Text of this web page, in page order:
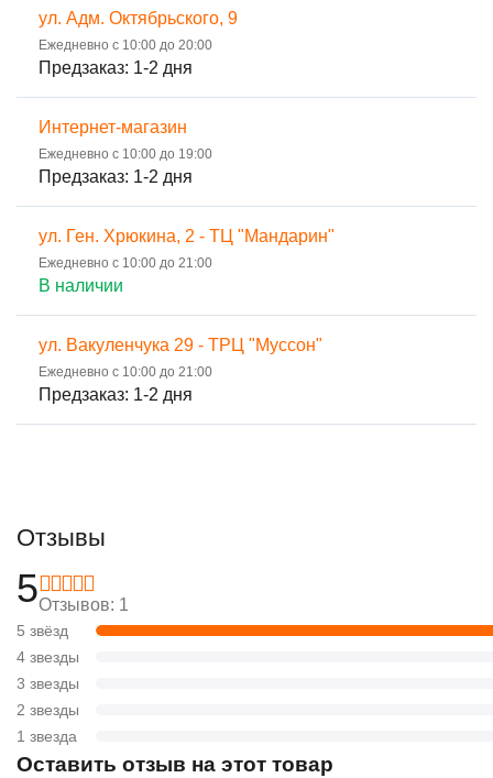
ул. Адм. Октябрьского, 9
Ежедневно с 10:00 до 20:00
Предзаказ: 1-2 дня
Интернет-магазин
Ежедневно с 10:00 до 19:00
Предзаказ: 1-2 дня
ул. Ген. Хрюкина, 2 - ТЦ "Мандарин"
Ежедневно с 10:00 до 21:00
В наличии
ул. Вакуленчука 29 - ТРЦ "Муссон"
Ежедневно с 10:00 до 21:00
Предзаказ: 1-2 дня
Отзывы
5Отзывов: 1
5 звёзд
4 звезды
3 звезды
2 звезды
1 звезда
Оставить отзыв на этот товар